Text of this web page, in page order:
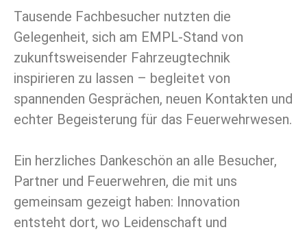
Tausende Fachbesucher nutzten die
Gelegenheit, sich am EMPL-Stand von
zukunftsweisender Fahrzeugtechnik
inspirieren zu lassen – begleitet von
spannenden Gesprächen, neuen Kontakten und
echter Begeisterung für das Feuerwehrwesen.
Ein herzliches Dankeschön an alle Besucher,
Partner und Feuerwehren, die mit uns
gemeinsam gezeigt haben: Innovation
entsteht dort, wo Leidenschaft und